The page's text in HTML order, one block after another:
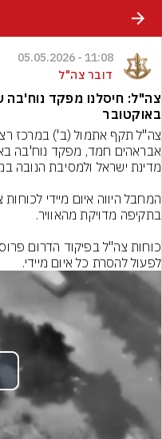
11:08 - 05.05.2026
דובר צה"ל
באוקטובר
לפעול להסרת כל איום מיידי.